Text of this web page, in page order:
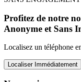
Profitez de notre
Anonyme et Sans
Localisez un téléphone
Localiser Immédiatement